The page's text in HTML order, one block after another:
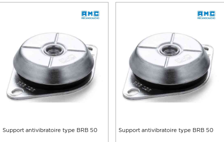
Support antivibratoire type BRB 50 Support antivibratoire type BRB 50